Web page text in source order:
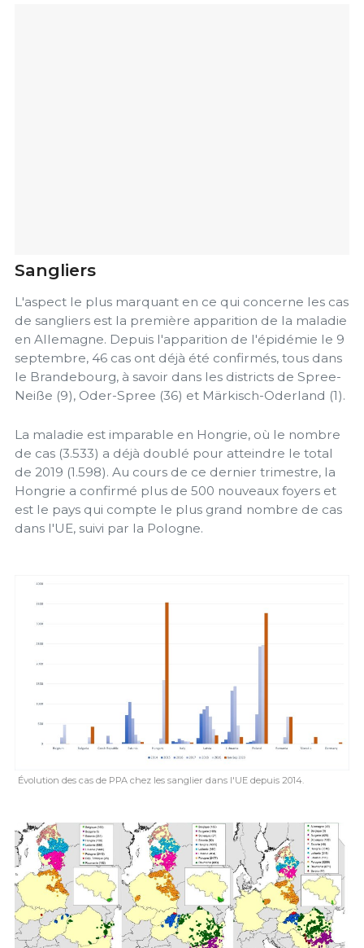
Sangliers
L'aspect le plus marquant en ce qui concerne les cas
de sangliers est la première apparition de la maladie
en Allemagne. Depuis l'apparition de l'épidémie le 9
septembre, 46 cas ont déjà été confirmés, tous dans
le Brandebourg, à savoir dans les districts de Spree-
Neiße (9), Oder-Spree (36) et Märkisch-Oderland (1).
La maladie est imparable en Hongrie, où le nombre
de cas (3.533) a déjà doublé pour atteindre le total
de 2019 (1.598). Au cours de ce dernier trimestre, la
Hongrie a confirmé plus de 500 nouveaux foyers et
est le pays qui compte le plus grand nombre de cas
dans l'UE, suivi par la Pologne.
Évolution des cas de PPA chez les sanglier dans l'UE depuis 2014.